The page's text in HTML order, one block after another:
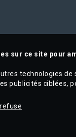
sur ce site pour
technologies
publicités ciblées,